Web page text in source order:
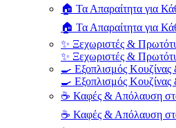
🏠 Τα Απαραίτητα για
🏠 Τα Απαραίτητα για
✨ Ξεχωριστές &
✨ Ξεχωριστές &
🍳 Εξοπλισμός Κουζίνας
🍳 Εξοπλισμός Κουζίνας
☕ Καφές & Απόλαυση
☕ Καφές & Απόλαυση